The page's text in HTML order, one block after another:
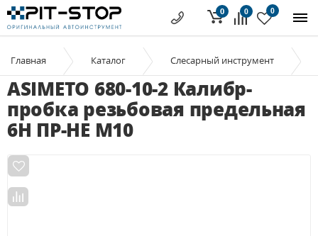
0 0
0
Главная Каталог Слесарный инструмент
ASIMETO 680-10-2 Калибр-
пробка резьбовая предельная
6H ПР-НЕ М10